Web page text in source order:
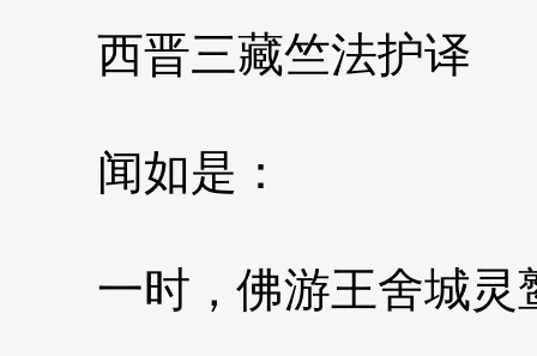
西晋三藏竺法护译
闻如是：
一时，佛游王舍城灵